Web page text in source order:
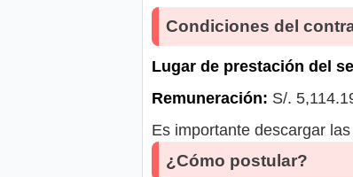
Condiciones del
Lugar de prestación del
Remuneración: S/.
Es importante descargar
¿Cómo postular?